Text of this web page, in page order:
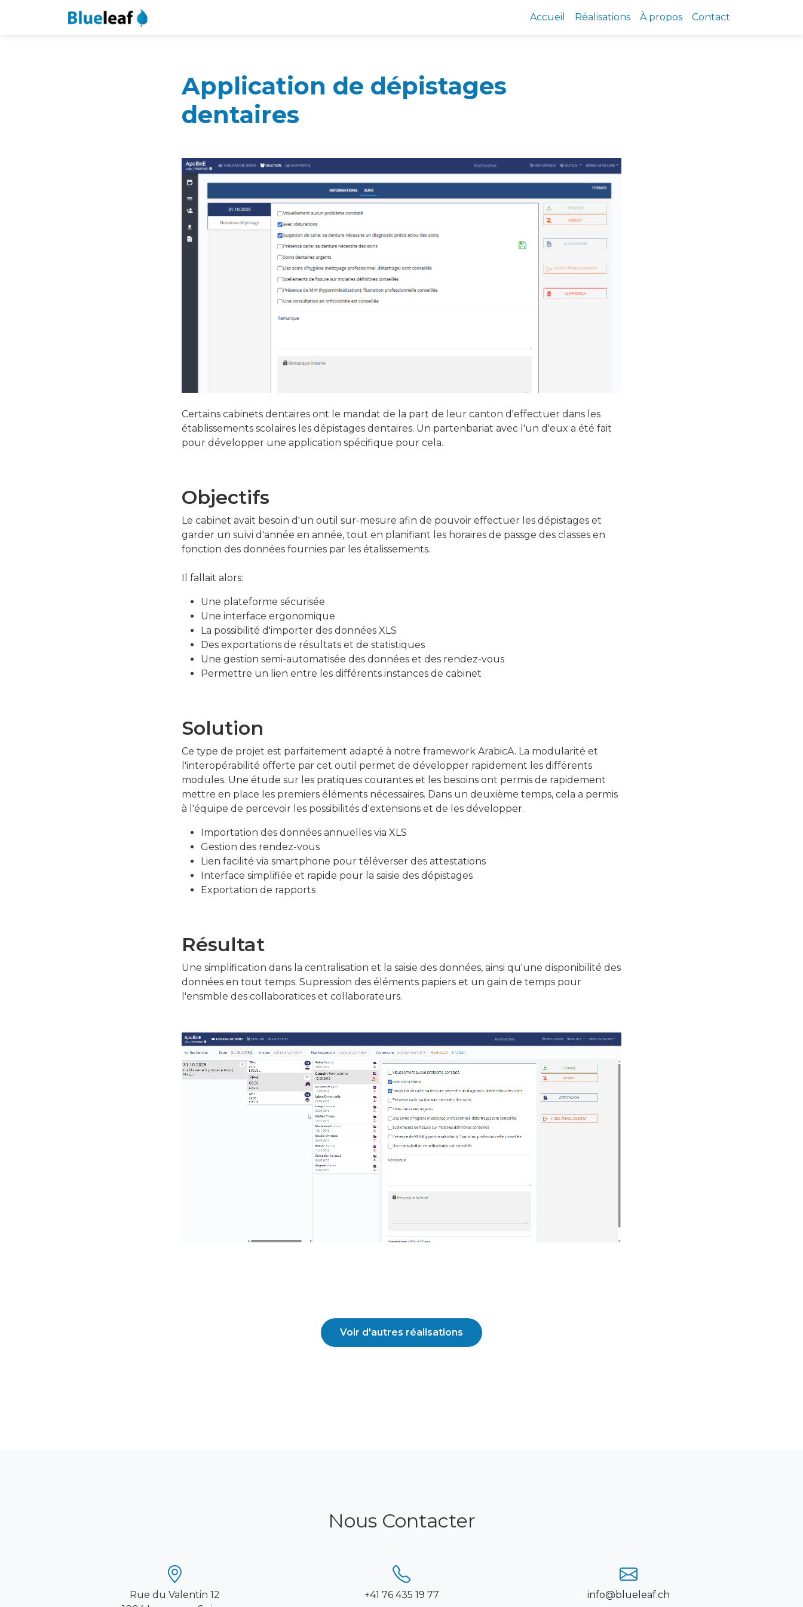
Accueil Réalisations À propos Contact
Application de dépistages
dentaires
Certains cabinets dentaires ont le mandat de la part de leur canton d'effectuer dans les
établissements scolaires les dépistages dentaires. Un partenbariat avec l'un d'eux a été fait
pour développer une application spécifique pour cela.
Objectifs
Le cabinet avait besoin d'un outil sur-mesure afin de pouvoir effectuer les dépistages et
garder un suivi d'année en année, tout en planifiant les horaires de passge des classes en
fonction des données fournies par les étalissements.
Il fallait alors:
Une plateforme sécurisée
Une interface ergonomique
La possibilité d'importer des données XLS
Des exportations de résultats et de statistiques
Une gestion semi-automatisée des données et des rendez-vous
Permettre un lien entre les différents instances de cabinet
Solution
Ce type de projet est parfaitement adapté à notre framework ArabicA. La modularité et
l'interopérabilité offerte par cet outil permet de développer rapidement les différents
modules. Une étude sur les pratiques courantes et les besoins ont permis de rapidement
mettre en place les premiers éléments nécessaires. Dans un deuxième temps, cela a permis
à l'équipe de percevoir les possibilités d'extensions et de les développer.
Importation des données annuelles via XLS
Gestion des rendez-vous
Lien facilité via smartphone pour téléverser des attestations
Interface simplifiée et rapide pour la saisie des dépistages
Exportation de rapports
Résultat
Une simplification dans la centralisation et la saisie des données, ainsi qu'une disponibilité des
données en tout temps. Supression des éléments papiers et un gain de temps pour
l'ensmble des collaboratices et collaborateurs.
Voir d'autres réalisations
Nous Contacter
Rue du Valentin 12
+41 76 435 19 77 info@blueleaf.ch